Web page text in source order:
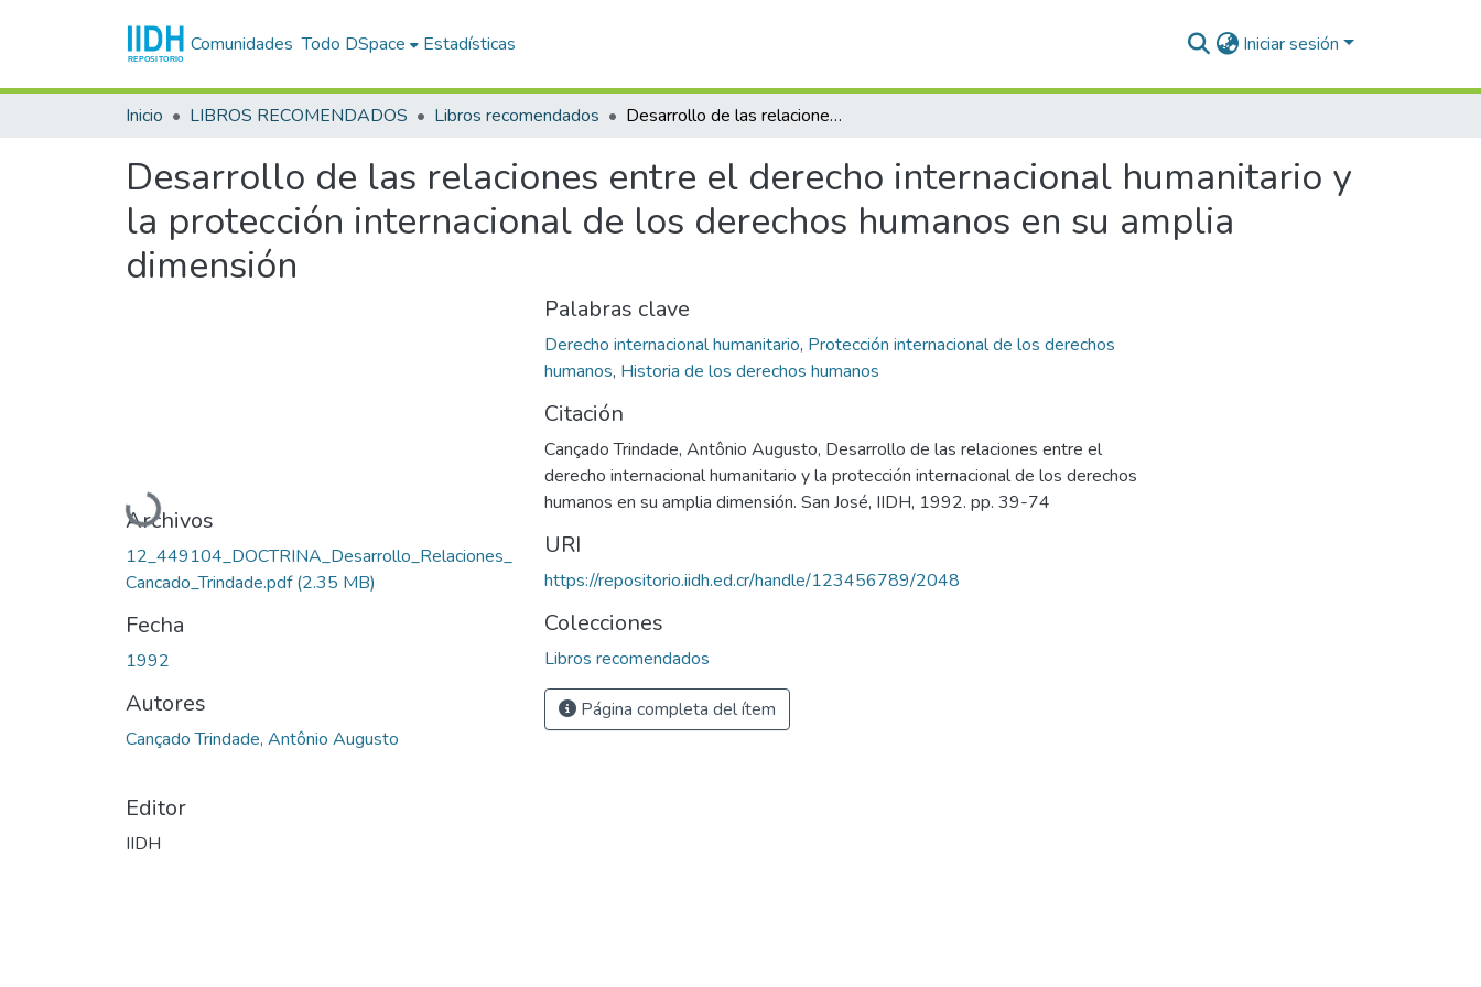
Comunidades Todo DSpace Estadísticas Iniciar sesión
Inicio LIBROS RECOMENDADOS Libros recomendados Desarrollo de las relaciones entre el derecho internacional humanitario y la protección internacional de los derechos humanos en su amplia dimensión
Desarrollo de las relaciones entre el derecho internacional humanitario y
la protección internacional de los derechos humanos en su amplia
dimensión
Cargando...
Archivos
12_449104_DOCTRINA_Desarrollo_Relaciones_
Cancado_Trindade.pdf(2.35 MB)
Fecha
1992
Autores
Cançado Trindade, Antônio Augusto
Editor
IIDH
Palabras clave
Derecho internacional humanitario, Protección internacional de los derechos
humanos, Historia de los derechos humanos
Citación
Cançado Trindade, Antônio Augusto, Desarrollo de las relaciones entre el
derecho internacional humanitario y la protección internacional de los derechos
humanos en su amplia dimensión. San José, IIDH, 1992. pp. 39-74
URI
https://repositorio.iidh.ed.cr/handle/123456789/2048
Colecciones
Libros recomendados
Página completa del ítem